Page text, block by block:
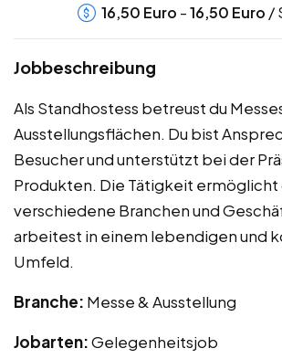
16,50 Euro -16,50 Euro /
Jobbeschreibung
Als Standhostess betreust du
Ausstellungsflächen. Du bist
Besucher und unterstützt bei der
Produkten. Die Tätigkeit ermöglicht
verschiedene Branchen und
arbeitest in einem lebendigen und
Umfeld.
Branche: Messe & Ausstellung
Jobarten:Gelegenheitsjob